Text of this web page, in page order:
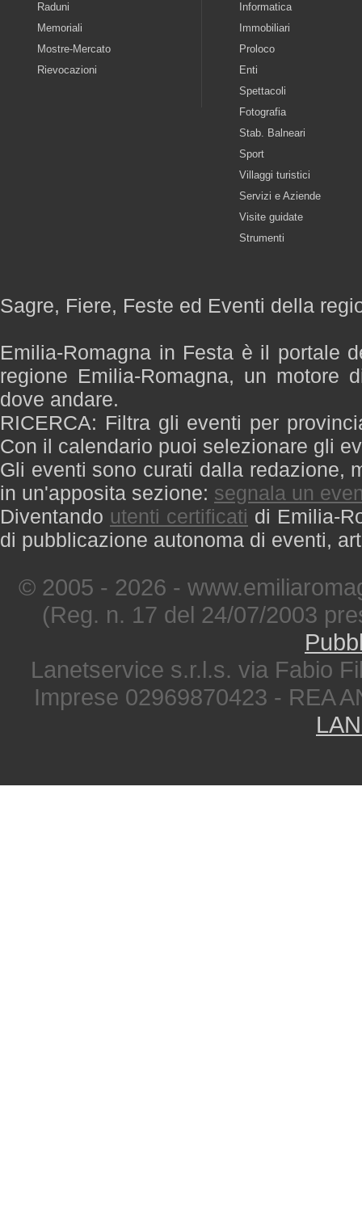
Raduni
Memoriali
Mostre-Mercato
Rievocazioni
Informatica
Immobiliari
Proloco
Enti
Spettacoli
Fotografia
Stab. Balneari
Sport
Villaggi turistici
Servizi e Aziende
Visite guidate
Strumenti
Sagre, Fiere, Feste ed Eventi della
Emilia-Romagna in Festa è il portale
regione Emilia-Romagna, un motore
dove andare.
RICERCA: Filtra gli eventi per
Con il calendario puoi selezionare gli
Gli eventi sono curati dalla redazione,
in un'apposita sezione: segnala un
Diventando utenti certificati di Emilia-
di pubblicazione autonoma di eventi,
© 2005 - 2026 -
(Reg. n. 17 del 24/07/2003
Lanetservice s.r.l.s. via Fabio
Imprese 02969870423 - REA